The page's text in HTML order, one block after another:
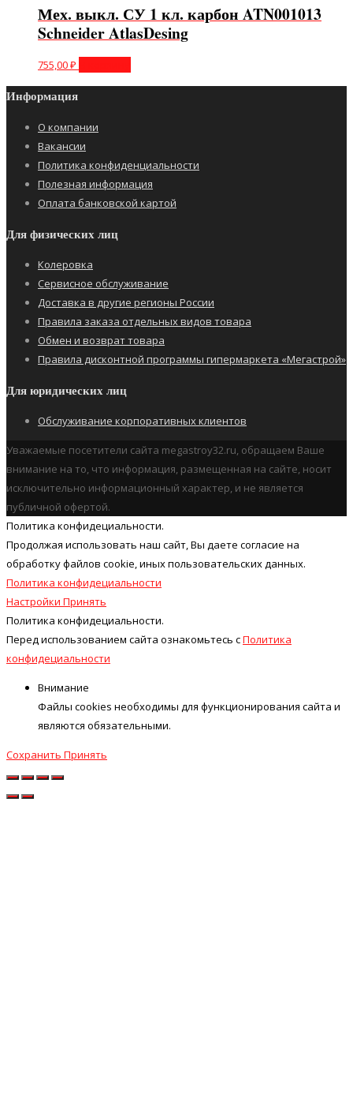
Мех. выкл. СУ 1 кл. карбон ATN001013
Schneider AtlasDesing
755,00₽
Информация
О компании
Вакансии
Политика конфиденциальности
Полезная информация
Оплата банковской картой
Для физических лиц
Колеровка
Сервисное обслуживание
Доставка в другие регионы России
Правила заказа отдельных видов товара
Обмен и возврат товара
Правила дисконтной программы гипермаркета «Мегастрой»
Для юридических лиц
Обслуживание корпоративных клиентов
Уважаемые посетители сайта megastroy32.ru, обращаем Ваше
внимание на то, что информация, размещенная на сайте, носит
исключительно информационный характер, и не является
публичной офертой.
Политика конфидециальности.
Продолжая использовать наш cайт, Вы даете согласие на
обработку файлов cookie, иных пользовательских данных.
Политика конфидециальности
Настройки Принять
Политика конфидециальности.
Перед использованием сайта ознакомьтесь сПолитика
конфидециальности
Внимание
Файлы cookies необходимы для функционирования сайта и
являются обязательными.
Сохранить Принять